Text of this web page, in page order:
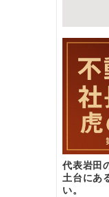
代表岩田
土台にあ
い。